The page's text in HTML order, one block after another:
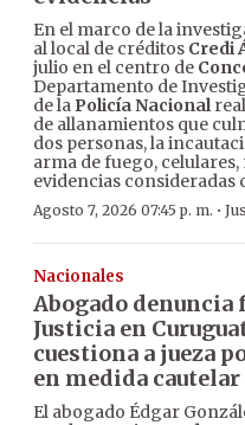
En el marco de la
al local de créditos Credi
julio en el centro de
Departamento de
de la Policía Nacional
de allanamientos que
dos personas, la
arma de fuego,
evidencias consideradas
Agosto 7, 2026 07:45 p. m. ·
Nacionales
Abogado denuncia
Justicia en
cuestiona a jueza
en medida cautelar
El abogado Édgar